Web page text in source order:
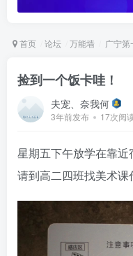
首页 论坛 万能墙 广宁第
捡到一个饭卡哇！
夫宠、奈我何
3年前发布 17次阅
星期五下午放学在靠近
请到高二四班找美术课